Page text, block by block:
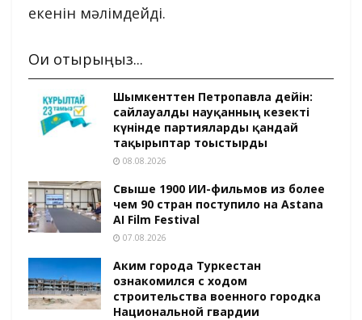
екенін мәлімдейді.
Оқи отырыңыз...
Шымкенттен Петропавлға дейін:
сайлауалды науқанның кезекті
күнінде партияларды қандай
тақырыптар тоғыстырды
08.08.2026
Свыше 1900 ИИ-фильмов из более
чем 90 стран поступило на Astana
AI Film Festival
07.08.2026
Аким города Туркестан
ознакомился с ходом
строительства военного городка
Национальной гвардии